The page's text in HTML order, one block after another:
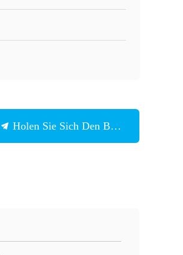
Holen Sie Sich Den Besten Preis